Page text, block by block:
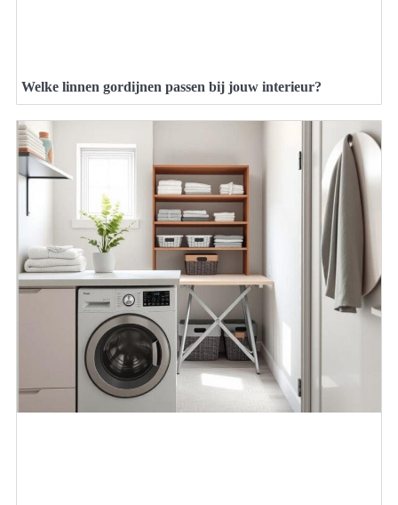
Welke linnen gordijnen passen bij jouw interieur?